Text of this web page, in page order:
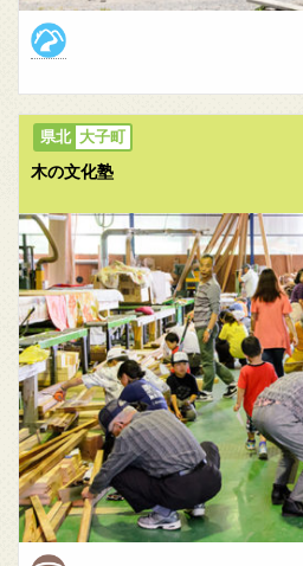
大子町
木の文化塾